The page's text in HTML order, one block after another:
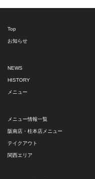
Top
お知らせ
NEWS
HISTORY
メニュー
メニュー情報一覧
阪南店・柱本店メニュー
テイクアウト
関西エリア